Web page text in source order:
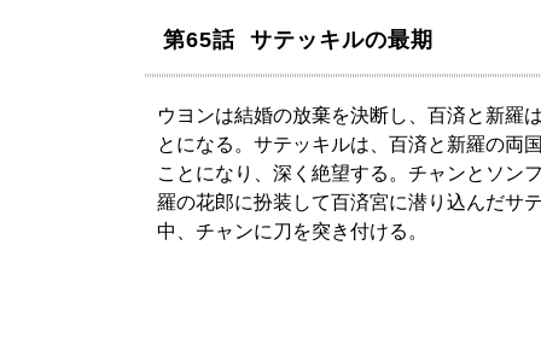
第65話 サテッキルの最期
ウヨンは結婚の放棄を決断し、百済と新羅
とになる。サテッキルは、百済と新羅の両
ことになり、深く絶望する。チャンとソン
羅の花郎に扮装して百済宮に潜り込んだサ
中、チャンに刀を突き付ける。